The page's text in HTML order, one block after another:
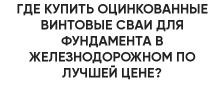
ГДЕ КУПИТЬ ОЦИНКОВАННЫЕ
ВИНТОВЫЕ СВАИ ДЛЯ
ФУНДАМЕНТА В
ЖЕЛЕЗНОДОРОЖНОМ ПО
ЛУЧШЕЙ ЦЕНЕ?